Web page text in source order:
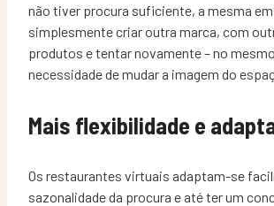
não tiver procura suficiente, a mesma
simplesmente criar outra marca, com
produtos e tentar novamente – no
necessidade de mudar a imagem do
Mais flexibilidade e
Os restaurantes virtuais adaptam-se
sazonalidade da procura e até ter um